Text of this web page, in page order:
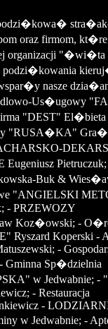
oraz firmom, kt�re
organizacji "�wi�ta
nasze
Us�ugowy
"DEST" El�bieta
"RUSA�KA"
Pietruczuk;
Buk &
"ANGIELSKI
- PRZEWOZY
Koz�owski; -
Ryszard Koperski -
-
Gminna Sp�dzielnia
w Jedwabnie; -
- Restauracja
-
w Jedwabnie; -